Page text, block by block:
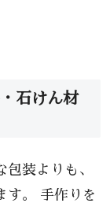
石けん材
装よりも、
す。 手作りを